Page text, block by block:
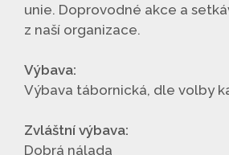
unie. Doprovodné akce a
z naší organizace.
Výbava:
Výbava tábornická, dle volby
Zvláštní výbava:
Dobrá nálada